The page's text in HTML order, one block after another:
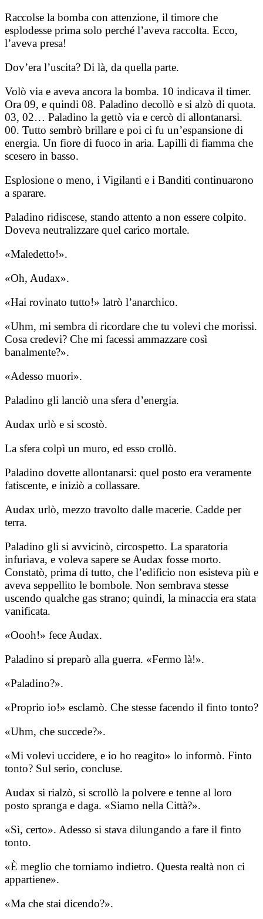
Raccolse la bomba con attenzione, il timore che
esplodesse prima solo perché l’aveva raccolta. Ecco,
l’aveva presa!
Dov’era l’uscita? Di là, da quella parte.
Volò via e aveva ancora la bomba. 10 indicava il timer.
Ora 09, e quindi 08. Paladino decollò e si alzò di quota.
03, 02… Paladino la gettò via e cercò di allontanarsi.
00. Tutto sembrò brillare e poi ci fu un’espansione di
energia. Un fiore di fuoco in aria. Lapilli di fiamma che
scesero in basso.
Esplosione o meno, i Vigilanti e i Banditi continuarono
a sparare.
Paladino ridiscese, stando attento a non essere colpito.
Doveva neutralizzare quel carico mortale.
«Maledetto!».
«Oh, Audax».
«Hai rovinato tutto!» latrò l’anarchico.
«Uhm, mi sembra di ricordare che tu volevi che morissi.
Cosa credevi? Che mi facessi ammazzare così
banalmente?».
«Adesso muori».
Paladino gli lanciò una sfera d’energia.
Audax urlò e si scostò.
La sfera colpì un muro, ed esso crollò.
Paladino dovette allontanarsi: quel posto era veramente
fatiscente, e iniziò a collassare.
Audax urlò, mezzo travolto dalle macerie. Cadde per
terra.
Paladino gli si avvicinò, circospetto. La sparatoria
infuriava, e voleva sapere se Audax fosse morto.
Constatò, prima di tutto, che l’edificio non esisteva più e
aveva seppellito le bombole. Non sembrava stesse
uscendo qualche gas strano; quindi, la minaccia era stata
vanificata.
«Oooh!» fece Audax.
Paladino si preparò alla guerra. «Fermo là!».
«Paladino?».
«Proprio io!» esclamò. Che stesse facendo il finto tonto?
«Uhm, che succede?».
«Mi volevi uccidere, e io ho reagito» lo informò. Finto
tonto? Sul serio, concluse.
Audax si rialzò, si scrollò la polvere e tenne al loro
posto spranga e daga. «Siamo nella Città?».
«Sì, certo». Adesso si stava dilungando a fare il finto
tonto.
«È meglio che torniamo indietro. Questa realtà non ci
appartiene».
«Ma che stai dicendo?».